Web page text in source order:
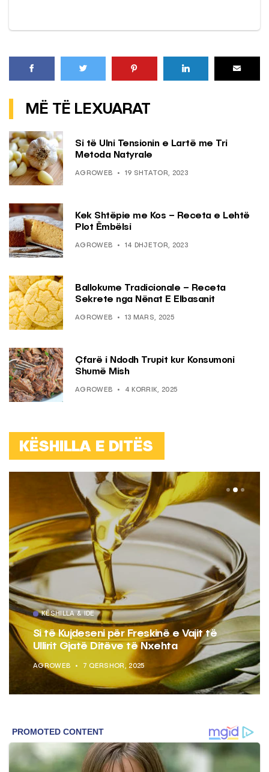
MË TË LEXUARAT
Si të Ulni Tensionin e Lartë me Tri
Metoda Natyrale
AGROWEB 19 SHTATOR, 2023
Kek Shtëpie me Kos – Receta e Lehtë
Plot Ëmbëlsi
AGROWEB 14 DHJETOR, 2023
Ballokume Tradicionale – Receta
Sekrete nga Nënat E Elbasanit
AGROWEB 13 MARS, 2025
Çfarë i Ndodh Trupit kur Konsumoni
Shumë Mish
AGROWEB 4 KORRIK, 2025
KËSHILLA E DITËS
KËSHILLA & IDE
Si të Kujdeseni për Freskinë e Vajit të
Ullirit Gjatë Ditëve të Nxehta
AGROWEB 7 QERSHOR, 2025